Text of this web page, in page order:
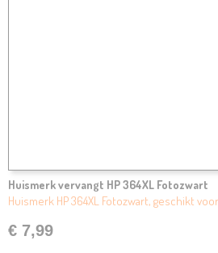
Huismerk vervangt HP 364XL Fotozwart
Huismerk HP 364XL Fotozwart, geschikt
€ 7,99